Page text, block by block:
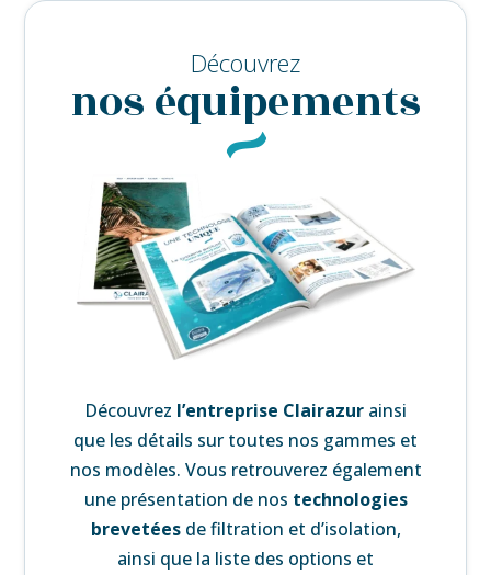
Découvrez
nos équipements
Découvrez l’entreprise Clairazur ainsi
que les détails sur toutes nos gammes et
nos modèles. Vous retrouverez également
une présentation de nos technologies
brevetéesde filtration et d’isolation,
ainsi que la liste des options et